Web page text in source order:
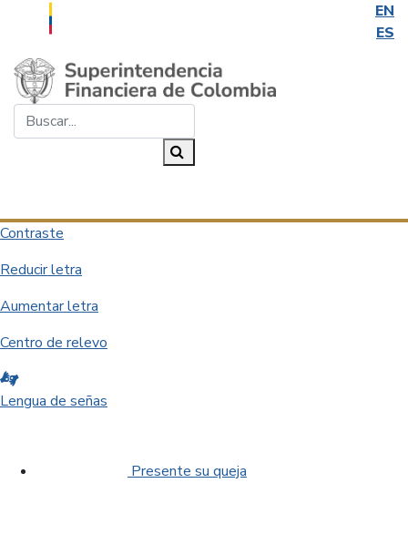
EN
ES
Saltar al contenido principal
Contraste
Reducir letra
Aumentar letra
Centro de relevo
Lengua de señas
Presente su queja